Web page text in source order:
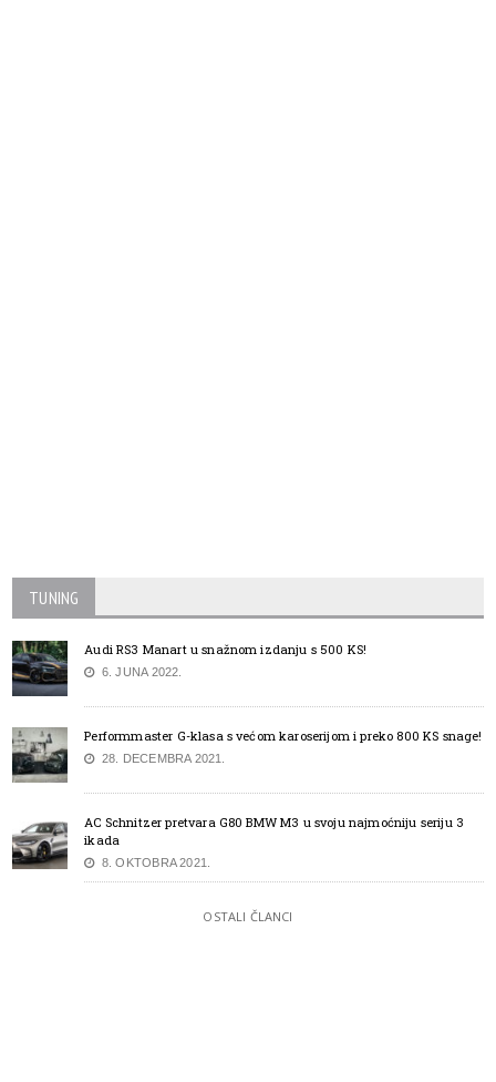
TUNING
Audi RS3 Manart u snažnom izdanju s 500 KS!
6. JUNA 2022.
Performmaster G-klasa s većom karoserijom i preko 800 KS snage!
28. DECEMBRA 2021.
AC Schnitzer pretvara G80 BMW M3 u svoju najmoćniju seriju 3
ikada
8. OKTOBRA 2021.
OSTALI ČLANCI